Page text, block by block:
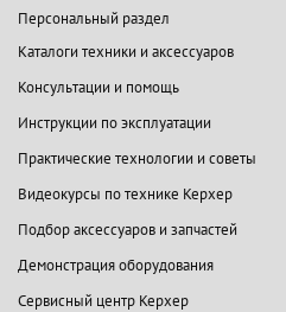
Персональный раздел
Каталоги техники и аксессуаров
Консультации и помощь
Инструкции по эксплуатации
Практические технологии и советы
Видеокурсы по технике Керхер
Подбор аксессуаров и запчастей
Демонстрация оборудования
Сервисный центр Керхер